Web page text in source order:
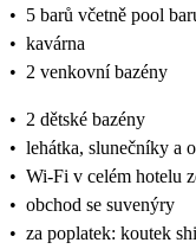
• 5 barů včetně pool
• kavárna
• 2 venkovní bazény
• 2 dětské bazény
• lehátka, slunečníky a
• Wi-Fi v celém hotelu
• obchod se suvenýry
• za poplatek: koutek